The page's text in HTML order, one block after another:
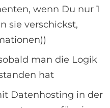
wenn Du nur 1
sie verschickst,
man die Logik
hat
Datenhosting in der